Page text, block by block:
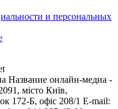
и персональных
Название онлайн-медиа -
місто Київ,
Б, офіс 208/1 E-mail: